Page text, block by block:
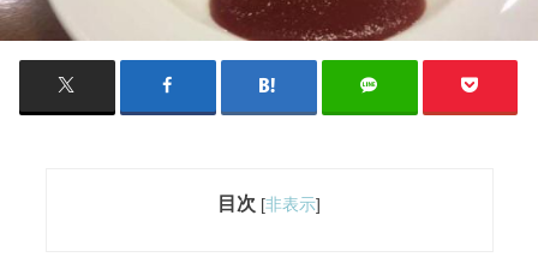
目次 [非表示]